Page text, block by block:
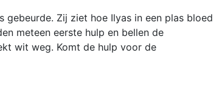
Zij ziet hoe Ilyas in een plas bloed
meteen eerste hulp en bellen de
wit weg. Komt de hulp voor de